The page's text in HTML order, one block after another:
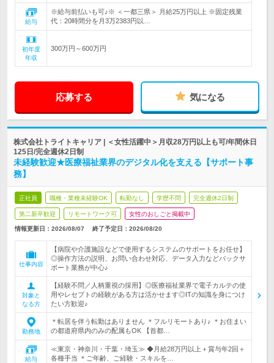
給与
※給与前払いも可♪※ ＜一都三県＞ 月給25万円以上 ※固定残業
代：20時間分を月3万2383円以…
初年度
年収
300万円～600万円
応募する 気になる
株式会社トライトキャリア | ＜女性活躍中＞月収28万円以上も可/年間休日
125日/完全週休2日制
未経験歓迎★医療福祉業界のデジタル化を支える【サポート事
務】
正社員 職種・業種未経験OK 転勤なし 学歴不問 完全週休2日制
第二新卒歓迎 リモートワーク可 女性のおしごと掲載中
情報更新日：2026/08/07 終了予定日：2026/08/20
仕事内容
【病院や介護施設などで使用するシステムのサポートをお任せ】
◎操作方法の説明、お問い合わせ対応、データ入力などバックサ
ポート業務が中心♪
対象と
なる方
【経験不問／人柄重視の採用】◎医療福祉業界で電子カルテの使
用やレセプトの経験がある方は活かせます◎ITの知識を身につけ
たい方歓迎♪
勤務地
＊転居を伴う転勤はありません ＊フルリモートあり♪ ＊お住まい
の都道府県内のみの配属もOK 【首都…
給与
≪東京・神奈川・千葉・埼玉≫ ◆月給28万円以上＋賞与年2回＋
各種手当 ＊ご年齢、ご経験・スキルを…